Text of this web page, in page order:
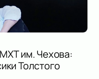
им. Чехова:
Толстого